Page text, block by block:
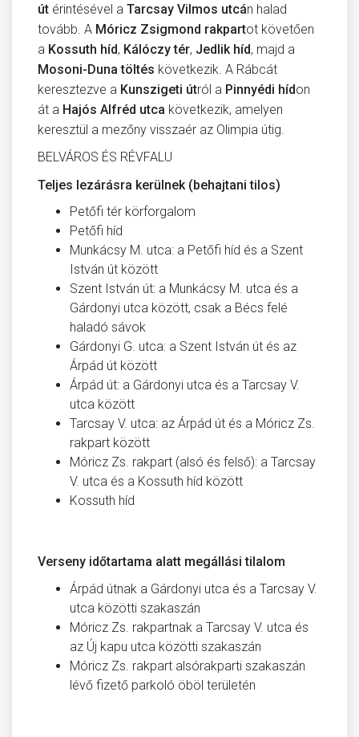
út érintésével a Tarcsay Vilmos utcán halad
tovább. A Móricz Zsigmond rakpartot követően
a Kossuth híd, Kálóczy tér, Jedlik híd, majd a
Mosoni-Duna töltés következik. A Rábcát
keresztezve a Kunszigeti útról a Pinnyédi hídon
át a Hajós Alfréd utca következik, amelyen
keresztül a mezőny visszaér az Olimpia útig.
BELVÁROS ÉS RÉVFALU
Teljes lezárásra kerülnek (behajtani tilos)
Petőfi tér körforgalom
Petőfi híd
Munkácsy M. utca: a Petőfi híd és a Szent
István út között
Szent István út: a Munkácsy M. utca és a
Gárdonyi utca között, csak a Bécs felé
haladó sávok
Gárdonyi G. utca: a Szent István út és az
Árpád út között
Árpád út: a Gárdonyi utca és a Tarcsay V.
utca között
Tarcsay V. utca: az Árpád út és a Móricz Zs.
rakpart között
Móricz Zs. rakpart (alsó és felső): a Tarcsay
V. utca és a Kossuth híd között
Kossuth híd
Verseny időtartama alatt megállási tilalom
Árpád útnak a Gárdonyi utca és a Tarcsay V.
utca közötti szakaszán
Móricz Zs. rakpartnak a Tarcsay V. utca és
az Új kapu utca közötti szakaszán
Móricz Zs. rakpart alsórakparti szakaszán
lévő fizető parkoló öböl területén